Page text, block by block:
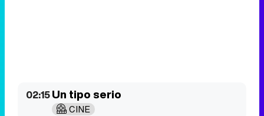
02:15Un tipo serio
CINE